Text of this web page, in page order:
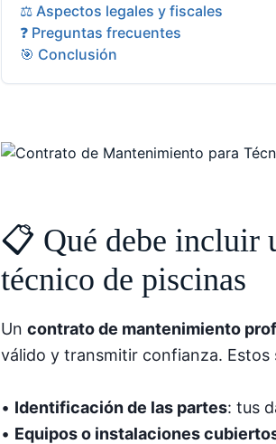
⚖️ Aspectos legales y fiscales
❓ Preguntas frecuentes
🎯 Conclusión
📋 Qué debe incluir
técnico de piscinas
Un contrato de mantenimiento
válido y transmitir confianza. Estos
• Identificación de las partes: tus
• Equipos o instalaciones